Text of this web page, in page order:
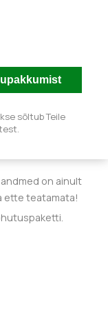
sõltub Teile
on ainult
ette teatamata!